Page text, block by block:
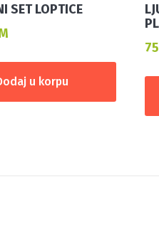
SET LOPTICE
u korpu